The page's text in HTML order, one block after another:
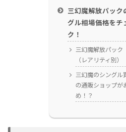
三幻魔解放パック
グル相場価格をチ
ク！
三幻魔解放パッ
（レアリティ別）
三幻魔のシングル
の通販ショップが
め！？